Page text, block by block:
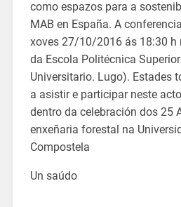
como espazos para a
MAB en España. A
xoves 27/10/2016 ás 18:30 h
da Escola Politécnica
Universitario. Lugo). Estades
a asistir e participar neste
dentro da celebración dos 25
enxeñaria forestal na
Compostela
Un saúdo